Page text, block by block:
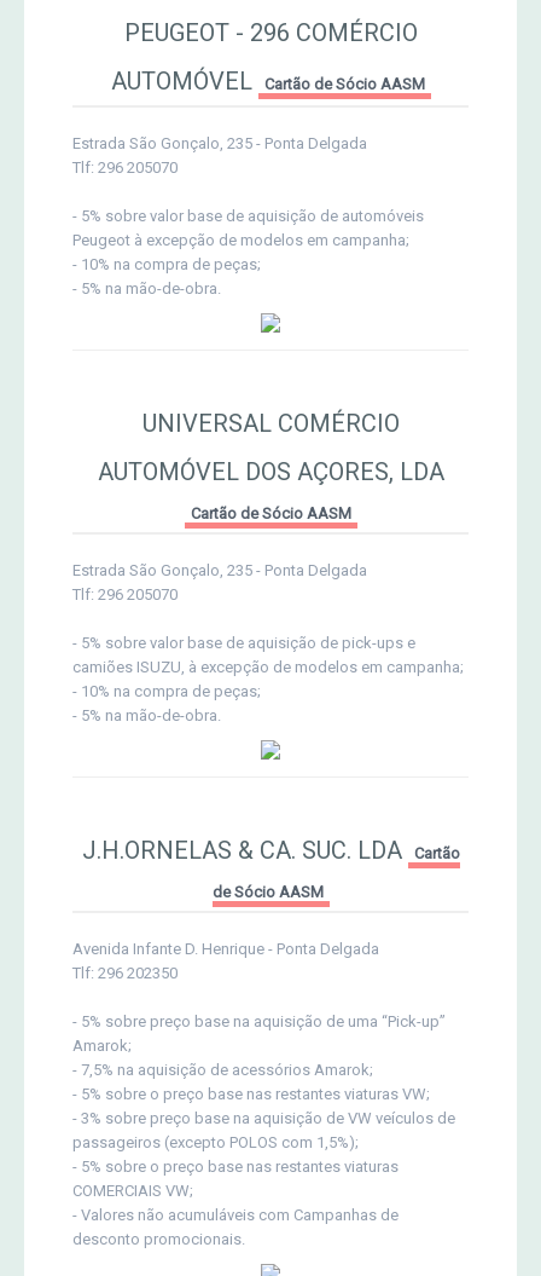
PEUGEOT - 296 COMÉRCIO
AUTOMÓVEL
Cartão de Sócio AASM
Estrada São Gonçalo, 235 - Ponta Delgada
Tlf: 296 205070
- 5% sobre valor base de aquisição de automóveis
Peugeot à excepção de modelos em campanha;
- 10% na compra de peças;
- 5% na mão-de-obra.
UNIVERSAL COMÉRCIO
AUTOMÓVEL DOS AÇORES, LDA
Cartão de Sócio AASM
Estrada São Gonçalo, 235 - Ponta Delgada
Tlf: 296 205070
- 5% sobre valor base de aquisição de pick-ups e
camiões ISUZU, à excepção de modelos em campanha;
- 10% na compra de peças;
- 5% na mão-de-obra.
J.H.ORNELAS & CA. SUC. LDA Cartão
de Sócio AASM
Avenida Infante D. Henrique - Ponta Delgada
Tlf: 296 202350
- 5% sobre preço base na aquisição de uma “Pick-up”
Amarok;
- 7,5% na aquisição de acessórios Amarok;
- 5% sobre o preço base nas restantes viaturas VW;
- 3% sobre preço base na aquisição de VW veículos de
passageiros (excepto POLOS com 1,5%);
- 5% sobre o preço base nas restantes viaturas
COMERCIAIS VW;
- Valores não acumuláveis com Campanhas de
desconto promocionais.